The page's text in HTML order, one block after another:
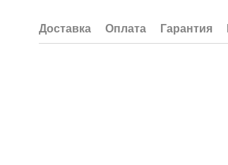
Доставка Оплата Гарантия